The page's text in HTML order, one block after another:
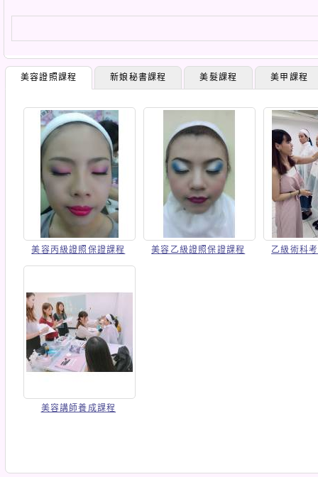
美容證照課程 新娘秘書課程 美髮課程 美甲課程
美容丙級證照保證課程 美容乙級證照保證課程 乙級術科
美容講師養成課程